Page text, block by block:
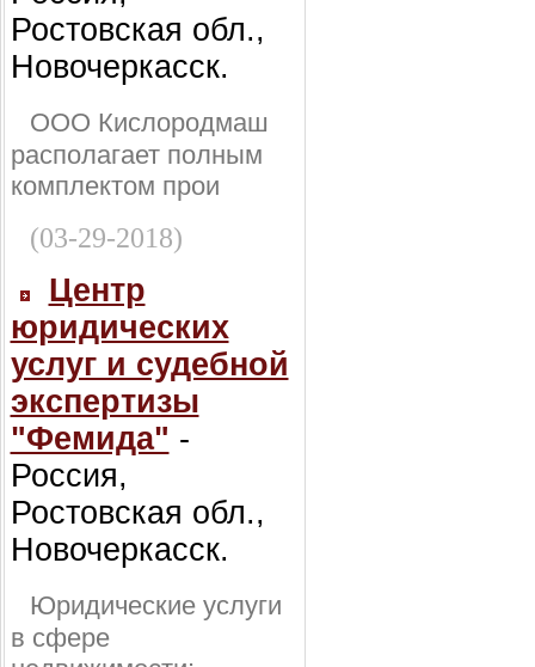
Ростовская обл.,
Новочеркасск.
ООО Кислородмаш
располагает полным
комплектом прои
(03-29-2018)
Центр
юридических
услуг и судебной
экспертизы
"Фемида" -
Россия,
Ростовская обл.,
Новочеркасск.
Юридические услуги
в сфере